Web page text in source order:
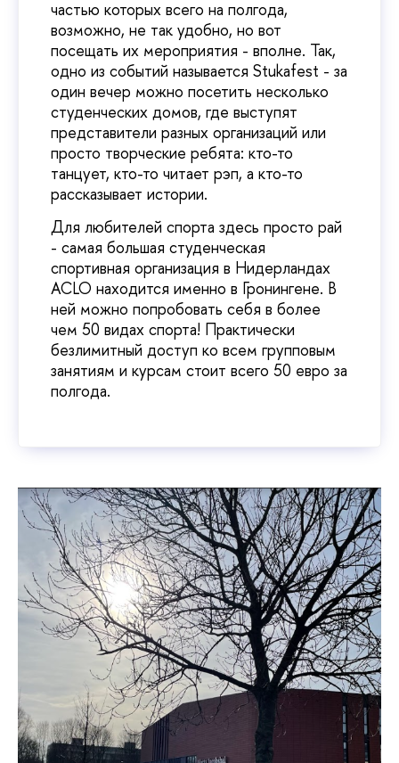
частью которых всего на полгода,
возможно, не так удобно, но вот
посещать их мероприятия - вполне. Так,
одно из событий называется Stukafest - за
один вечер можно посетить несколько
студенческих домов, где выступят
представители разных организаций или
просто творческие ребята: кто-то
танцует, кто-то читает рэп, а кто-то
рассказывает истории.
Для любителей спорта здесь просто рай
- самая большая студенческая
спортивная организация в Нидерландах
ACLO находится именно в Гронингене. В
ней можно попробовать себя в более
чем 50 видах спорта! Практически
безлимитный доступ ко всем групповым
занятиям и курсам стоит всего 50 евро за
полгода.